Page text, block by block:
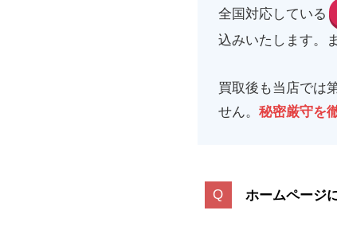
全国対応している
込みいたします。
買取後も当店では
せん。 秘密厳守を
ホームページ